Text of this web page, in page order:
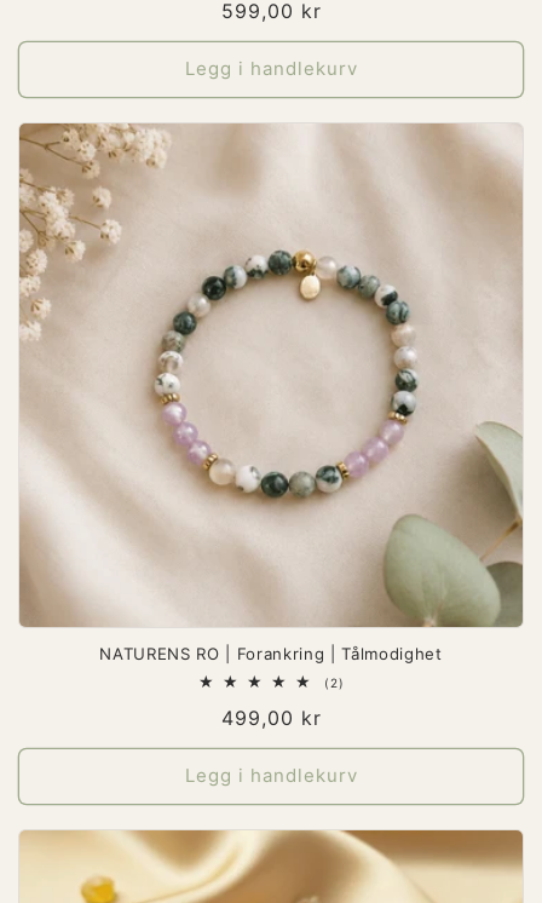
Vanlig
pris
599,00 kr
Legg i handlekurv
NATURENS RO | Forankring | Tålmodighet
(2)
Vanlig
pris
499,00 kr
Legg i handlekurv